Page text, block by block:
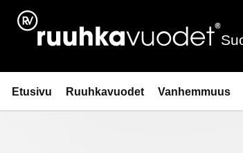
Siirry
sisältöön
Ruuhkavuodet.fi
Etusivu Ruuhkavuodet Vanhemmuus